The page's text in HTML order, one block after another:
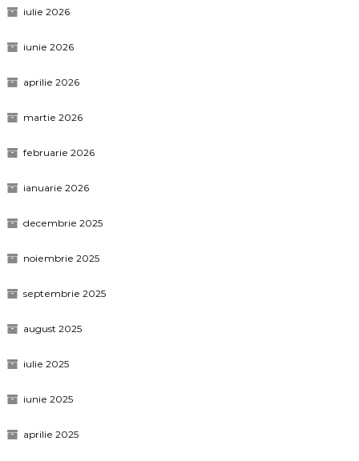
iulie 2026
iunie 2026
aprilie 2026
martie 2026
februarie 2026
ianuarie 2026
decembrie 2025
noiembrie 2025
septembrie 2025
august 2025
iulie 2025
iunie 2025
aprilie 2025